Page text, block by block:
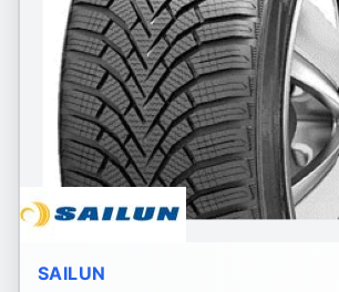
SAILUN